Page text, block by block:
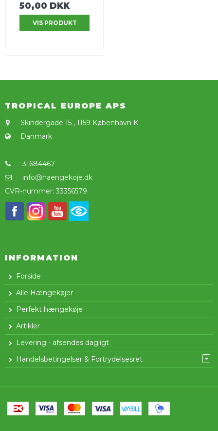
50,00 DKK
VIS PRODUKT
TROPICAL EUROPE APS
Skindergade 15 , 1159 København K
Danmark
31684467
info@haengekoje.dk
CVR-nummer: 33356579
INFORMATION
Forside
Alle Hængekøjer
Perfekt hængekøje
Artikler
Levering - afsendes dagligt
Handelsbetingelser & Fortrydelsesret